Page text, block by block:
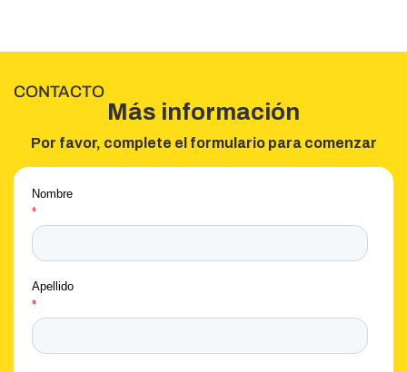
CONTACTO
Más información
Por favor, complete el formulario para comenzar